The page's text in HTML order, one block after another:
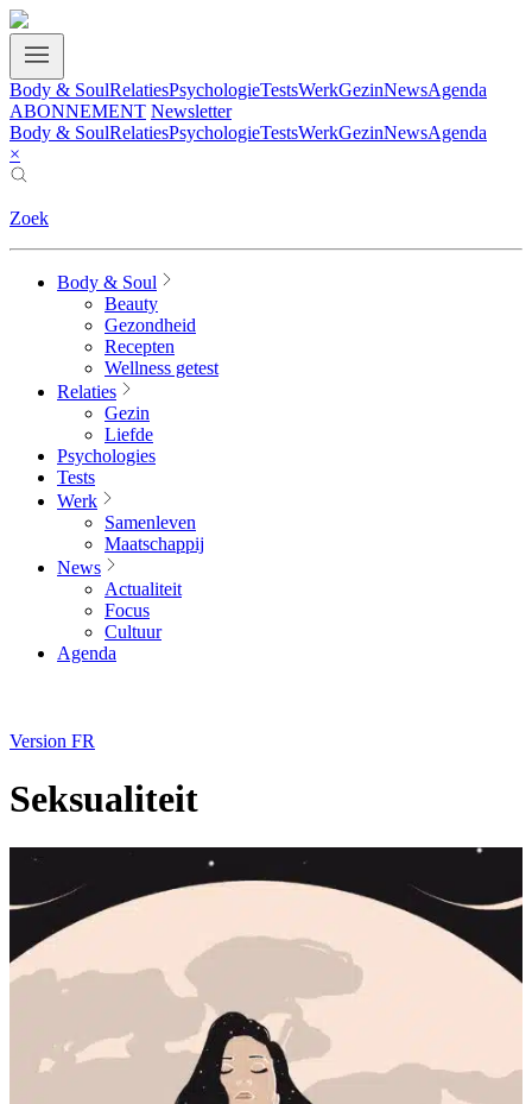
Body & SoulRelatiesPsychologieTestsWerkGezinNewsAgenda
ABONNEMENT Newsletter
Body & SoulRelatiesPsychologieTestsWerkGezinNewsAgenda
×
Zoek
Body & Soul
Beauty
Gezondheid
Recepten
Wellness getest
Relaties
Gezin
Liefde
Psychologies
Tests
Werk
Samenleven
Maatschappij
News
Actualiteit
Focus
Cultuur
Agenda
Version FR
Seksualiteit